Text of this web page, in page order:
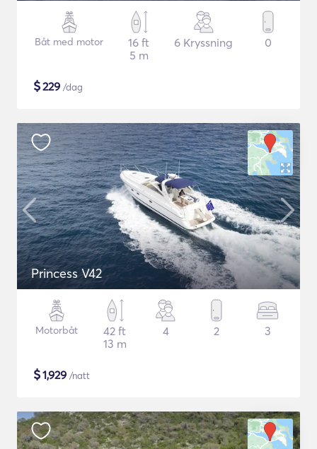
Båt med motor
16 ft
5 m
6 Kryssning 0
$229 /dag
Princess V42
Motorbåt
42 ft
13 m
4 2 3
$1,929 /natt